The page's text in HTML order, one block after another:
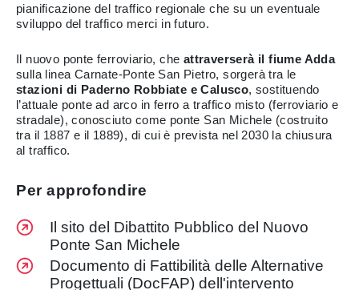
pianificazione del traffico regionale che su un eventuale
sviluppo del traffico merci in futuro.
Il nuovo ponte ferroviario, che attraverserà il fiume Adda
sulla linea Carnate-Ponte San Pietro, sorgerà tra le
stazioni di Paderno Robbiate e Calusco, sostituendo
l’attuale ponte ad arco in ferro a traffico misto (ferroviario e
stradale), conosciuto come ponte San Michele (costruito
tra il 1887 e il 1889), di cui è prevista nel 2030 la chiusura
al traffico.
Per approfondire
Il sito del Dibattito Pubblico del Nuovo
Ponte San Michele
Documento di Fattibilità delle Alternative
Progettuali (DocFAP) dell'intervento